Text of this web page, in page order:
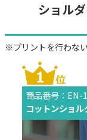
ショル
※プリントを行わな
商品番号：EN-
コットンショ